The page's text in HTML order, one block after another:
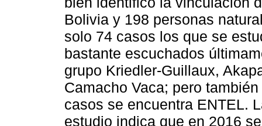
Bolivia y 198 personas
solo 74 casos los que se
bastante escuchados
grupo Kriedler-Guillaux,
Camacho Vaca; pero
casos se encuentra ENTEL.
estudio indica que en 2016